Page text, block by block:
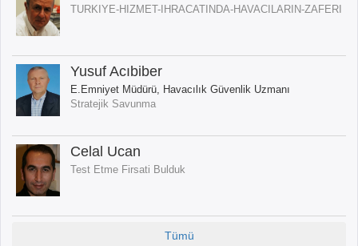
TURKIYE-HIZMET-IHRACATINDA-HAVACILARIN-ZAFERI
Yusuf Acıbiber
E.Emniyet Müdürü, Havacılık Güvenlik Uzmanı
Stratejik Savunma
Celal Ucan
Test Etme Firsati Bulduk
Tümü